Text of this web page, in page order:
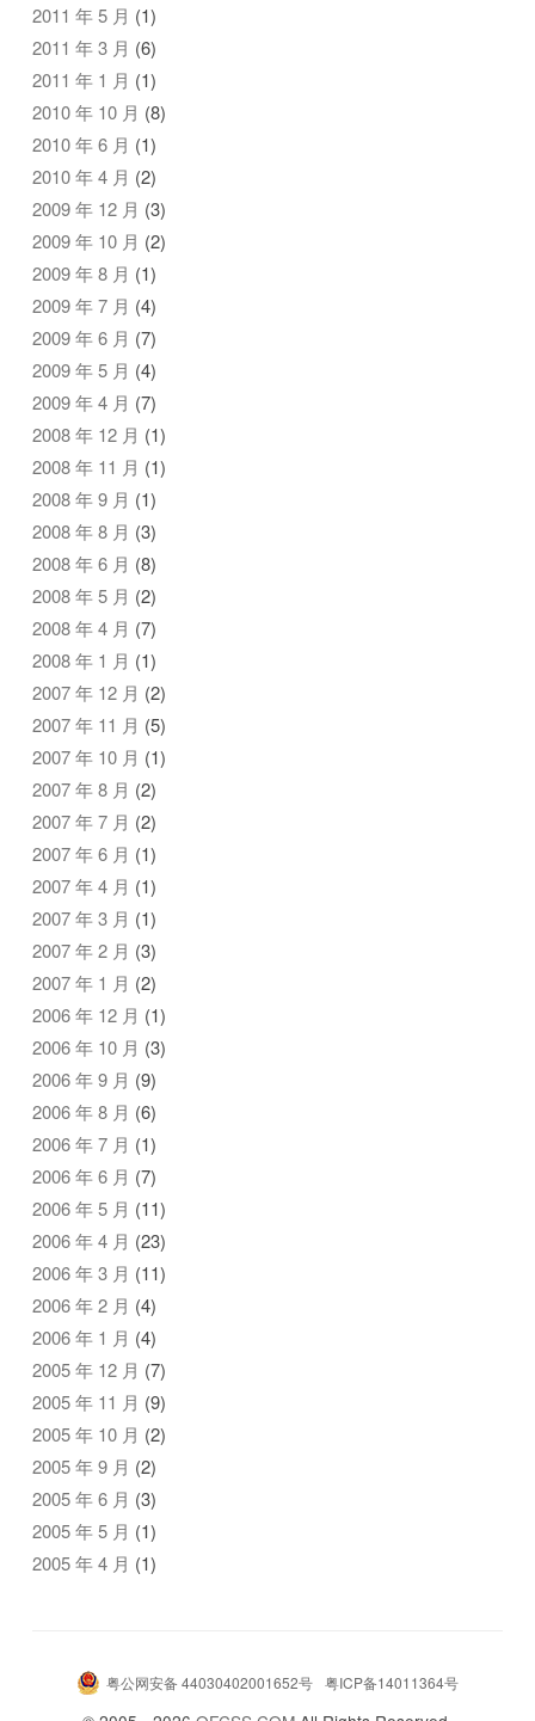
2011 年 5 月 (1)
2011 年 3 月 (6)
2011 年 1 月 (1)
2010 年 10 月 (8)
2010 年 6 月 (1)
2010 年 4 月 (2)
2009 年 12 月 (3)
2009 年 10 月 (2)
2009 年 8 月 (1)
2009 年 7 月 (4)
2009 年 6 月 (7)
2009 年 5 月 (4)
2009 年 4 月 (7)
2008 年 12 月 (1)
2008 年 11 月 (1)
2008 年 9 月 (1)
2008 年 8 月 (3)
2008 年 6 月 (8)
2008 年 5 月 (2)
2008 年 4 月 (7)
2008 年 1 月 (1)
2007 年 12 月 (2)
2007 年 11 月 (5)
2007 年 10 月 (1)
2007 年 8 月 (2)
2007 年 7 月 (2)
2007 年 6 月 (1)
2007 年 4 月 (1)
2007 年 3 月 (1)
2007 年 2 月 (3)
2007 年 1 月 (2)
2006 年 12 月 (1)
2006 年 10 月 (3)
2006 年 9 月 (9)
2006 年 8 月 (6)
2006 年 7 月 (1)
2006 年 6 月 (7)
2006 年 5 月 (11)
2006 年 4 月 (23)
2006 年 3 月 (11)
2006 年 2 月 (4)
2006 年 1 月 (4)
2005 年 12 月 (7)
2005 年 11 月 (9)
2005 年 10 月 (2)
2005 年 9 月 (2)
2005 年 6 月 (3)
2005 年 5 月 (1)
2005 年 4 月 (1)
粤公网安备 44030402001652号 粤ICP备14011364号